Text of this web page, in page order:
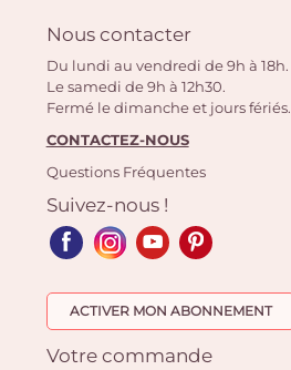
Nous contacter
Du lundi au vendredi de 9h à 18h.
Le samedi de 9h à 12h30.
Fermé le dimanche et jours fériés.
CONTACTEZ-NOUS
Questions Fréquentes
Suivez-nous !
ACTIVER MON ABONNEMENT
Votre commande